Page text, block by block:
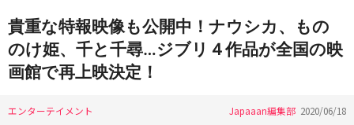
貴重な特報映像も公開中！ナウシカ、もの
のけ姫、千と千尋…ジブリ４作品が全国の映
画館で再上映決定！
エンターテイメント Japaaan編集部 2020/06/18